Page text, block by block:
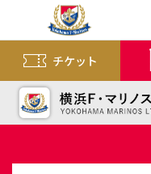
チケット